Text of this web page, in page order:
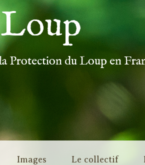
Protection du Loup en
Images Le collectif